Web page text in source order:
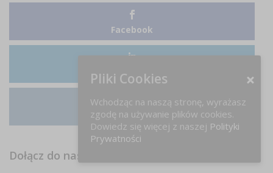
Facebook
LinkedIn
Instagram
Dołącz do nas na FB!
Pliki Cookies
Wchodząc na naszą stronę, wyrażasz
zgodę na używanie plików cookies.
Dowiedz się więcej z naszej Polityki
Prywatności